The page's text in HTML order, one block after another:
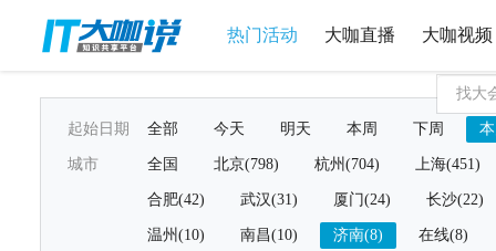
热门活动 大咖直播 大咖视频
起始日期 全部 今天 明天 本周 下周
城市 全国 北京(798) 杭州(704) 上海(451)
合肥(42) 武汉(31) 厦门(24) 长沙(22)
温州(10) 南昌(10) 济南(8) 在线(8)